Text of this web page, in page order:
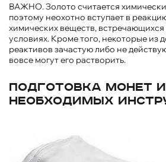
ВАЖНО. Золото считается
поэтому неохотно вступает в
химических веществ, встречающихся
условиях. Кроме того, некоторые из
реактивов зачастую либо не
вовсе могут его растворить.
Подготовка монет и
необходимых